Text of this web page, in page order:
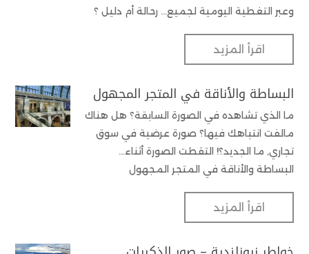
وعبر التغطية اليومية لجميع... رحالة أم دليل ؟
اقرأ المزيد
البساطة والأناقة في المتجر المجهول
ما الذي تشاهده في الصورة السابقة؟ هل هناك
مالفت انتباهك فيها؟ صورة عرضية في سوق
تجاري, ما الجديد؟! التقطت الصورة أثناء...
البساطة والأناقة في المتجر المجهول
اقرأ المزيد